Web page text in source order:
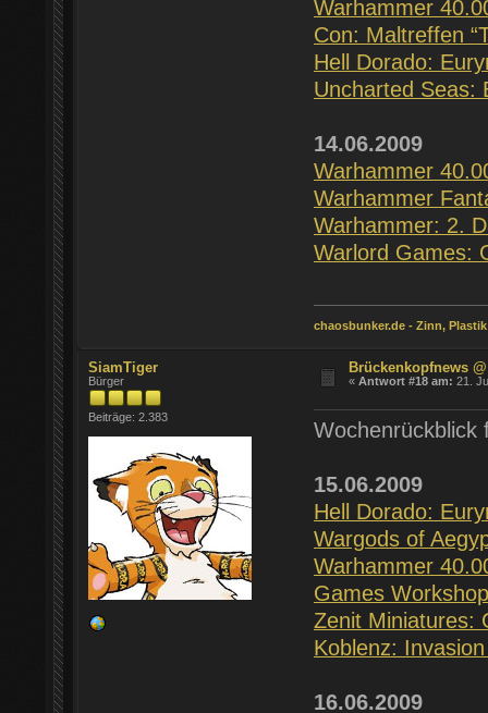
Warhammer
Con: Maltreffen
Hell Dorado:
Uncharted Seas:
14.06.2009
Warhammer
Warhammer
Warhammer: 2.
Warlord Games:
chaosbunker.de - Zinn,
SiamTiger
Bürger
Beiträge: 2.383
Brückenkopfnews
«Antwort #18 am: 21.
Wochenrückblick
15.06.2009
Hell Dorado:
Wargods of
Warhammer
Games
Zenit Miniatures:
Koblenz:
16.06.2009